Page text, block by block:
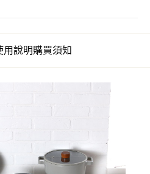
用說明購買須知